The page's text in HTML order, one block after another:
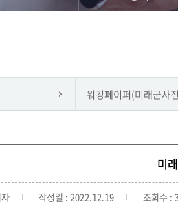
워킹페이퍼(미래군사
미
작성일 : 2022.12.19 조회수 :